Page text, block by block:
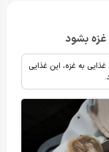
غزه بشود
غذایی به غزه، این غذایی